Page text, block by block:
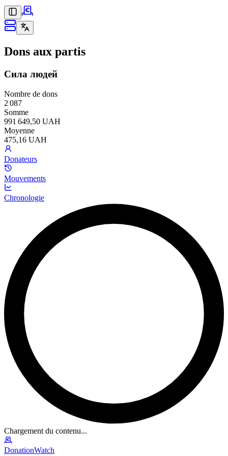
Dons aux partis
Сила людей
Nombre de dons
2 087
Somme
991 649,50 UAH
Moyenne
475,16 UAH
Donateurs
Mouvements
Chronologie
Chargement du contenu...
DonationWatch